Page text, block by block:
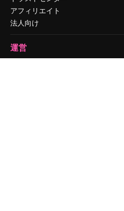
アフィリエイト
法人向け
運営